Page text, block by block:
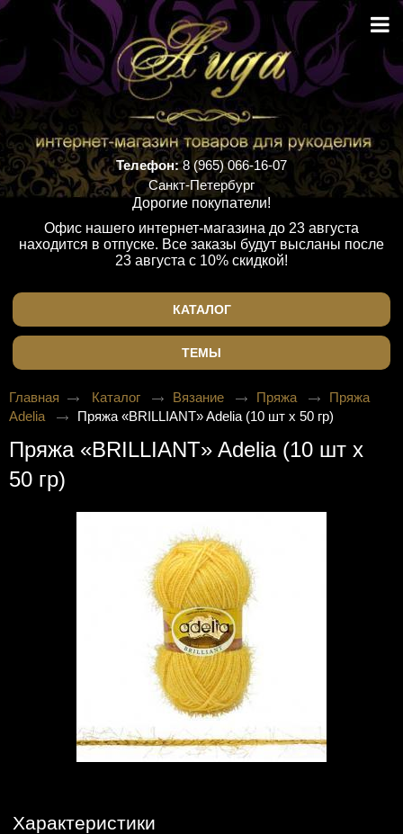
Телефон:8 (965) 066-16-07
Санкт-Петербург
Дорогие покупатели!
Офис нашего интернет-магазина до 23 августа
находится в отпуске. Все заказы будут высланы после
23 августа с 10% скидкой!
КАТАЛОГ
ТЕМЫ
Главная Каталог Вязание Пряжа
Пряжа
Adelia
Пряжа «BRILLIANT» Adelia (10 шт х 50 гр)
Пряжа «BRILLIANT» Adelia (10 шт х
50 гр)
Характеристики